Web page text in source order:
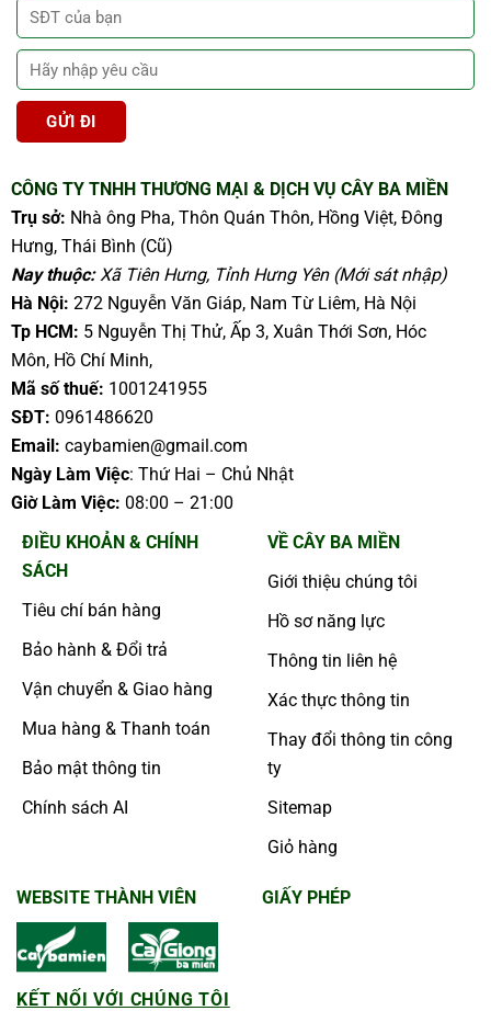
CÔNG TY TNHH THƯƠNG MẠI & DỊCH VỤ CÂY BA MIỀN
Trụ sở: Nhà ông Pha, Thôn Quán Thôn, Hồng Việt, Đông
Hưng, Thái Bình (Cũ)
Nay thuộc:Xã Tiên Hưng, Tỉnh Hưng Yên (Mới sát nhập)
Hà Nội: 272 Nguyễn Văn Giáp, Nam Từ Liêm, Hà Nội
Tp HCM: 5 Nguyễn Thị Thử, Ấp 3, Xuân Thới Sơn, Hóc
Môn, Hồ Chí Minh,
Mã số thuế: 1001241955
SĐT: 0961486620
Email: caybamien@gmail.com
Ngày Làm Việc: Thứ Hai – Chủ Nhật
Giờ Làm Việc: 08:00 – 21:00
ĐIỀU KHOẢN & CHÍNH
SÁCH
Tiêu chí bán hàng
Bảo hành & Đổi trả
Vận chuyển & Giao hàng
Mua hàng & Thanh toán
Bảo mật thông tin
Chính sách AI
VỀ CÂY BA MIỀN
Giới thiệu chúng tôi
Hồ sơ năng lực
Thông tin liên hệ
Xác thực thông tin
Thay đổi thông tin công
ty
Sitemap
Giỏ hàng
WEBSITE THÀNH VIÊN GIẤY PHÉP
KẾT NỐI VỚI CHÚNG TÔI